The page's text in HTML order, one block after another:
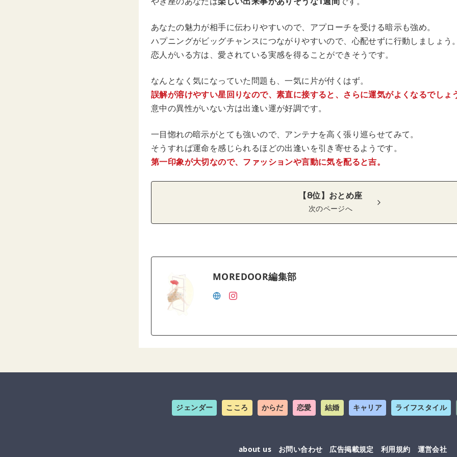
あなたの魅力が相手に伝わりやすいので、アプローチを受ける暗示も強め。
ハプニングがビッグチャンスにつながりやすいので、心配せずに行動しましょう
恋人がいる方は、愛されている実感を得ることができそうです。
なんとなく気になっていた問題も、一気に片が付くはず。
誤解が溶けやすい星回りなので、素直に接すると、さらに運気がよくなるでしょ
意中の異性がいない方は出逢い運が好調です。
一目惚れの暗示がとても強いので、アンテナを高く張り巡らせてみて。
そうすれば運命を感じられるほどの出逢いを引き寄せるようです。
第一印象が大切なので、ファッションや言動に気を配ると吉。
【8位】おとめ座
次のページへ
MOREDOOR編集部
ジェンダー こころ からだ 恋愛 結婚 キャリア ライフスタイル
about us お問い合わせ 広告掲載規定 利用規約 運営会社